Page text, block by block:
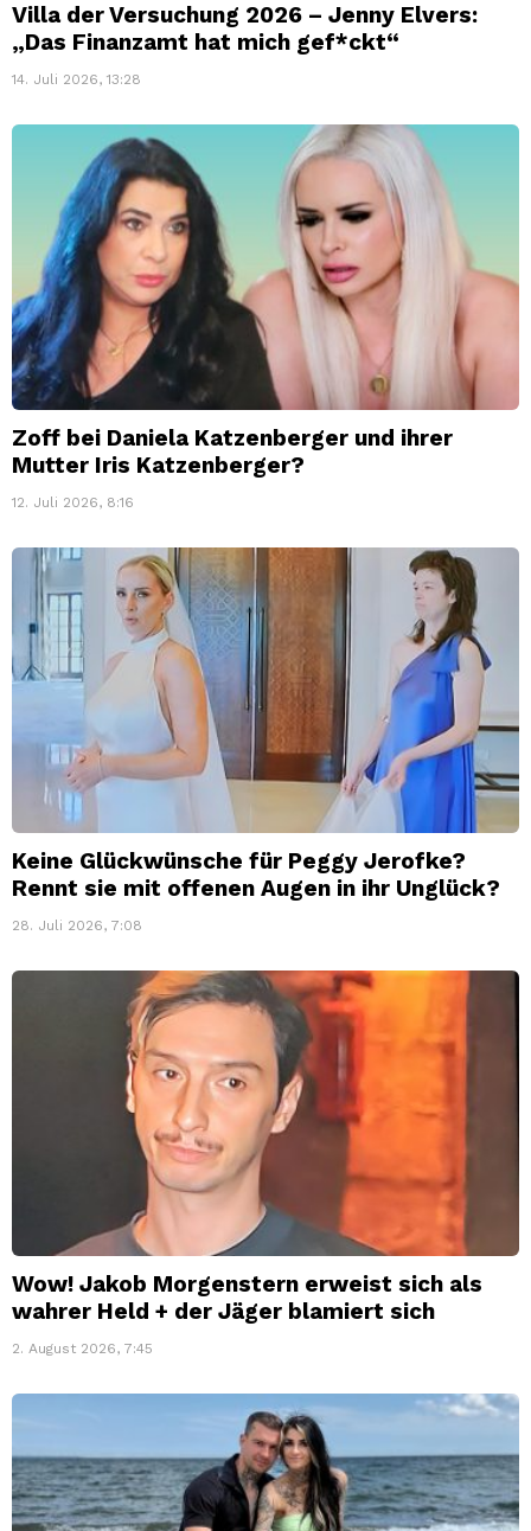
Villa der Versuchung 2026 – Jenny Elvers:
„Das Finanzamt hat mich gef*ckt“
14. Juli 2026, 13:28
Zoff bei Daniela Katzenberger und ihrer
Mutter Iris Katzenberger?
12. Juli 2026, 8:16
Keine Glückwünsche für Peggy Jerofke?
Rennt sie mit offenen Augen in ihr Unglück?
28. Juli 2026, 7:08
Wow! Jakob Morgenstern erweist sich als
wahrer Held + der Jäger blamiert sich
2. August 2026, 7:45